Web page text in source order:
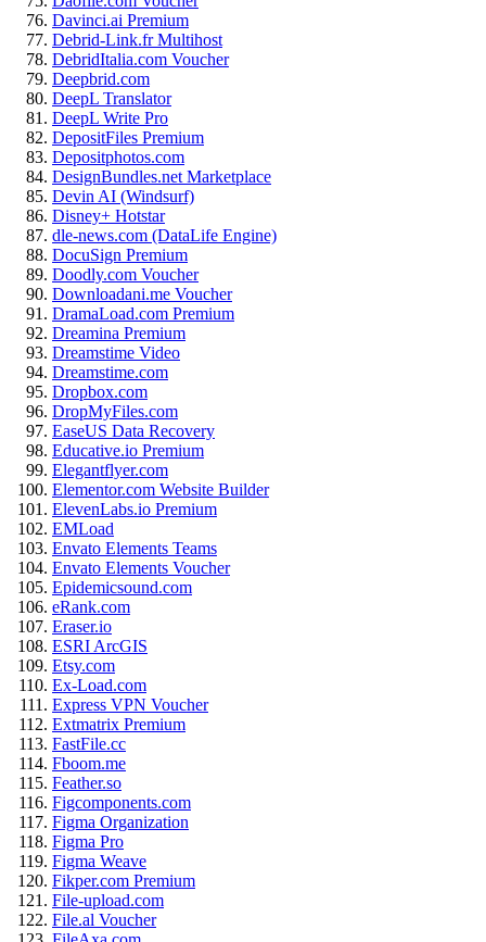
Davinci.ai Premium
Debrid-Link.fr Multihost
DebridItalia.com Voucher
Deepbrid.com
DeepL Translator
DeepL Write Pro
DepositFiles Premium
Depositphotos.com
DesignBundles.net Marketplace
Devin AI (Windsurf)
Disney+ Hotstar
dle-news.com (DataLife Engine)
DocuSign Premium
Doodly.com Voucher
Downloadani.me Voucher
DramaLoad.com Premium
Dreamina Premium
Dreamstime Video
Dreamstime.com
Dropbox.com
DropMyFiles.com
EaseUS Data Recovery
Educative.io Premium
Elegantflyer.com
Elementor.com Website Builder
ElevenLabs.io Premium
EMLoad
Envato Elements Teams
Envato Elements Voucher
Epidemicsound.com
eRank.com
Eraser.io
ESRI ArcGIS
Etsy.com
Ex-Load.com
Express VPN Voucher
Extmatrix Premium
FastFile.cc
Fboom.me
Feather.so
Figcomponents.com
Figma Organization
Figma Pro
Figma Weave
Fikper.com Premium
File-upload.com
File.al Voucher